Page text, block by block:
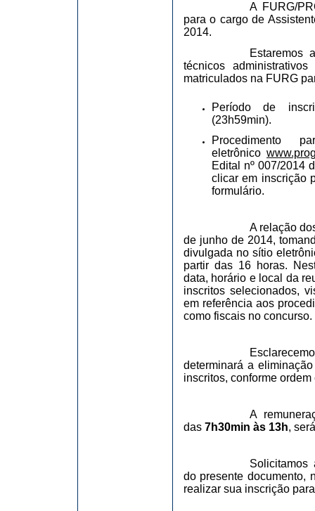
A FURG/
para o cargo de
2014.
Estaremos
técnicos
matriculados na FURG
Período de
(23h59min).
Procedimento
eletrônico
Edital nº 007/2014
clicar em inscrição
formulário.
A relação
de junho de 2014,
divulgada no sítio
partir das 16 horas.
data, horário e local da
inscritos selecionados,
em referência aos
como fiscais no concurso.
determinará a
inscritos, conforme
A
das 7h30min às 13h,
Solicitamos
do presente documento,
realizar sua inscrição